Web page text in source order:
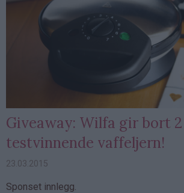
Giveaway: Wilfa gir bort
testvinnende vaffeljern!
23.03.2015
Sponset innlegg.